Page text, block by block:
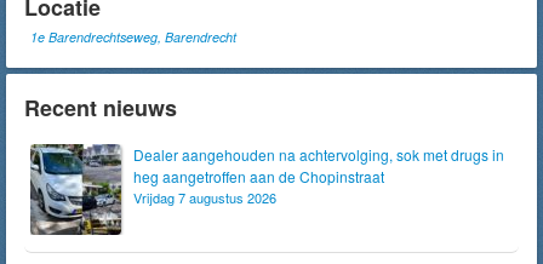
Locatie
1e Barendrechtseweg, Barendrecht
Recent nieuws
Dealer aangehouden na achtervolging, sok met drugs in
heg aangetroffen aan de Chopinstraat
Vrijdag 7 augustus 2026